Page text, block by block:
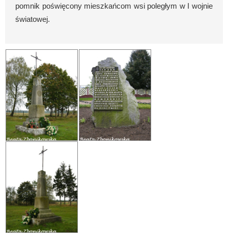
pomnik poświęcony mieszkańcom wsi poległym w I wojnie
światowej.